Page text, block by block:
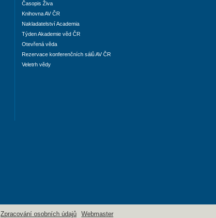
Časopis Živa
Knihovna AV ČR
Nakladatelství Academia
Týden Akademie věd ČR
Otevřená věda
Rezervace konferenčních sálů AV ČR
Veletrh vědy
Zpracování osobních údajů Webmaster